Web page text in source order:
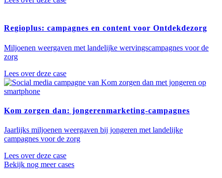
Regioplus: campagnes en content voor Ontdekdezorg
Miljoenen weergaven met landelijke wervingscampagnes voor de
zorg
Lees over deze case
Kom zorgen dan: jongerenmarketing-campagnes
Jaarlijks miljoenen weergaven bij jongeren met landelijke
campagnes voor de zorg
Lees over deze case
Bekijk nog meer cases